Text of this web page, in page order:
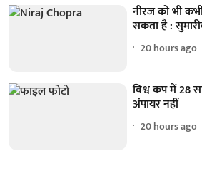
नीरज को भी
सकता है :
20 hours ago
विश्व कप में 28
अंपायर नहीं
20 hours ago